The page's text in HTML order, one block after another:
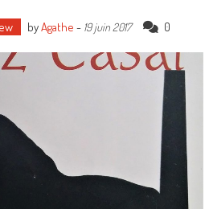
byAgathe - 19 juin 2017 0